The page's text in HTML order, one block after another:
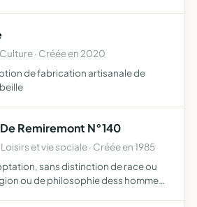
· Créée en 2020
de fabrication artisanale de
Remiremont N°140
et vie sociale · Créée en 1985
sans distinction de race ou
ou de philosophie dess hommes